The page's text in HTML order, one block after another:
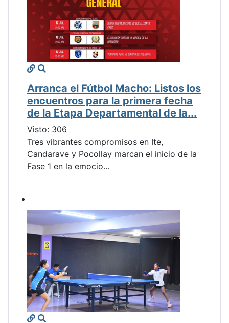
Arranca el Fútbol Macho: Listos los
encuentros para la primera fecha
de la Etapa Departamental de la...
Visto: 306
Tres vibrantes compromisos en Ite,
Candarave y Pocollay marcan el inicio de la
Fase 1 en la emocio...